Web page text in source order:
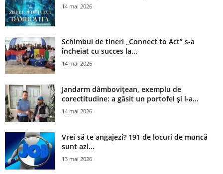
14 mai 2026
Schimbul de tineri „Connect to Act” s-a
încheiat cu succes la...
14 mai 2026
Jandarm dâmbovițean, exemplu de
corectitudine: a găsit un portofel și l‑a...
14 mai 2026
Vrei să te angajezi? 191 de locuri de muncă
sunt azi...
13 mai 2026